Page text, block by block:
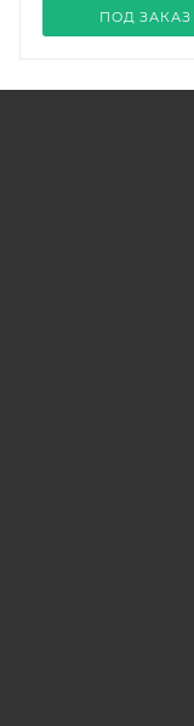
ПОД ЗАКАЗ